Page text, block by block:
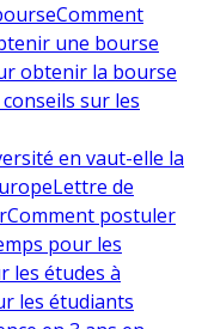
Comment
une bourse
obtenir la bourse
sur les
en vaut-elle la
Lettre de
Comment postuler
pour les
les études à
les étudiants